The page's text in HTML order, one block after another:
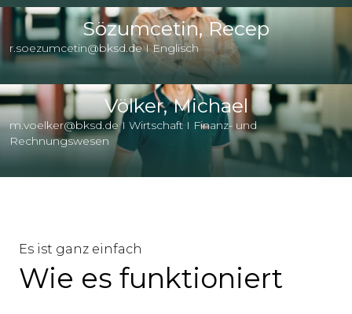
Sözumcetin, Recep
r.soezumcetin@bksd.de I Englisch
Völker, Michael
m.voelker@bksd.de I Wirtschaft I Finanz- und
Rechnungswesen
Es ist ganz einfach
Wie es funktioniert